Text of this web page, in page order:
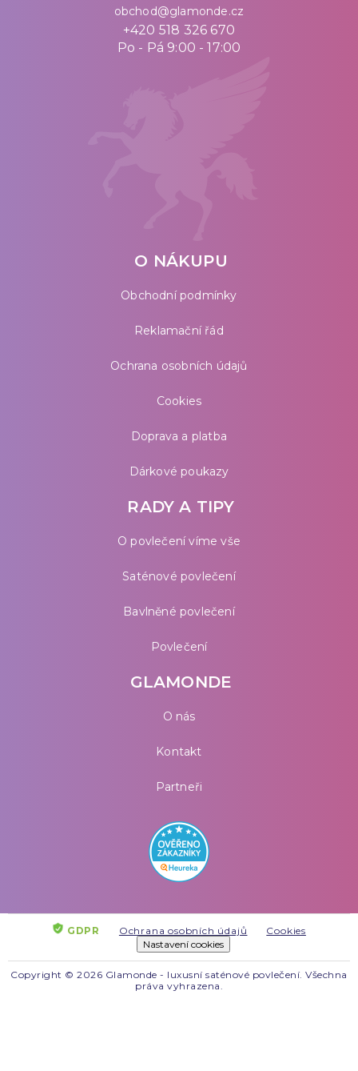
obchod@glamonde.cz
+420 518 326 670
Po - Pá 9:00 - 17:00
O NÁKUPU
Obchodní podmínky
Reklamační řád
Ochrana osobních údajů
Cookies
Doprava a platba
Dárkové poukazy
RADY A TIPY
O povlečení víme vše
Saténové povlečení
Bavlněné povlečení
Povlečení
GLAMONDE
O nás
Kontakt
Partneři
GDPR Ochrana osobních údajů
Cookies
Nastavení cookies
Copyright © 2026 Glamonde - luxusní saténové povlečení. Všechna
práva vyhrazena.